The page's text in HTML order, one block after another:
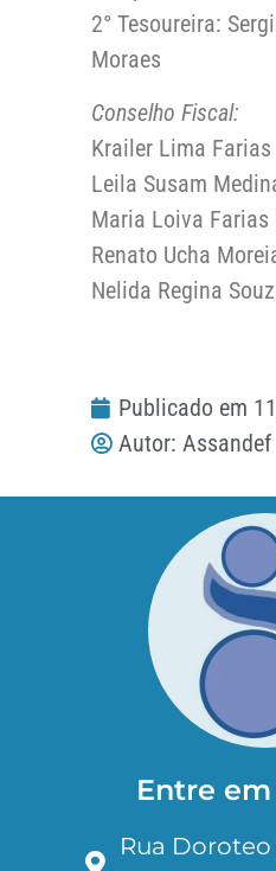
2° Tesoureira:
Moraes
Conselho Fiscal:
Krailer Lima Farias
Leila Susam
Maria Loiva Farias
Renato Ucha
Nelida Regina
Publicado em
Autor: Assandef
Entre
Rua Doroteo